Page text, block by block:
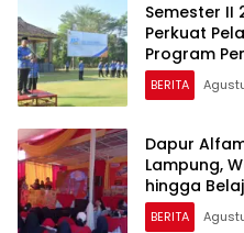
Semester II
Perkuat
Program
BERITA
Dapur
Lampung,
hingga
BERITA